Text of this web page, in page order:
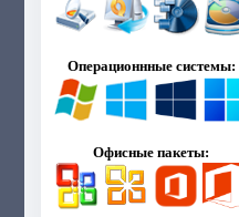
Операционнные системы:
Офисные пакеты: